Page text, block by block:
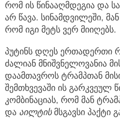
რომ ის წინააღმდეგია და
არ წავა. სინამდვილეში,
რომ იგი მეტს ვერ მიიღებს.
პუტინს დღეს ერთადერთი
ძალიან მნიშვნელოვანია
დაამთავროს ტრამპთან
შემთხვევაში ის გარკვეულ
კომბინაციას, რომ მან
და აილტისმსგავსი